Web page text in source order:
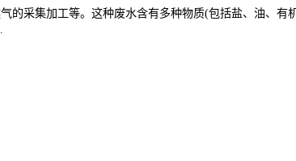
采集加工等。这种废水含有多种物质(包括盐、油、有